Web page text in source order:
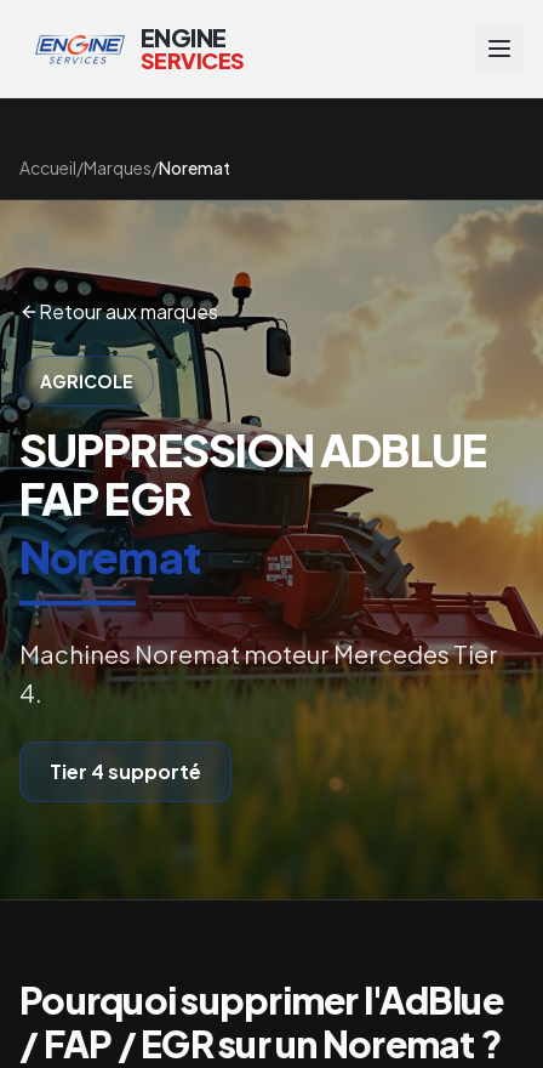
ENGINE
SERVICES
Accueil/Marques/Noremat
Retour aux marques
AGRICOLE
SUPPRESSION ADBLUE
FAP EGR
Noremat
Machines Noremat moteur Mercedes Tier
4.
Tier 4supporté
Pourquoi supprimer l'AdBlue
/ FAP / EGR sur unNoremat?